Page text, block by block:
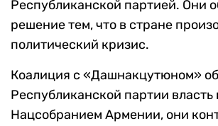
Республиканской партией. Они
решение тем, что в стране
политический кризис.
Коалиция с «Дашнакцутюном»
Республиканской партии власть
Нацсобранием Армении, они